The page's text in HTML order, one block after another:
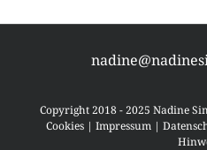
Copyright 2018 - 2025 Nadine
Cookies | Impressum |